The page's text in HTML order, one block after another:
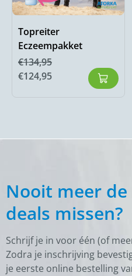
Topreiter
Eczeempakket
€134,95
€124,95
Nooit meer
deals missen?
Schrijf je in voor één (of
Zodra je inschrijving
je eerste online bestelling